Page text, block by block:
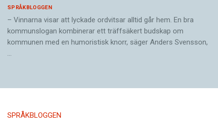
SPRÅKBLOGGEN
– Vinnarna visar att lyckade ordvitsar alltid går hem. En bra
kommunslogan kombinerar ett träffsäkert budskap om
kommunen med en humoristisk knorr, säger Anders Svensson,
…
SPRÅKBLOGGEN